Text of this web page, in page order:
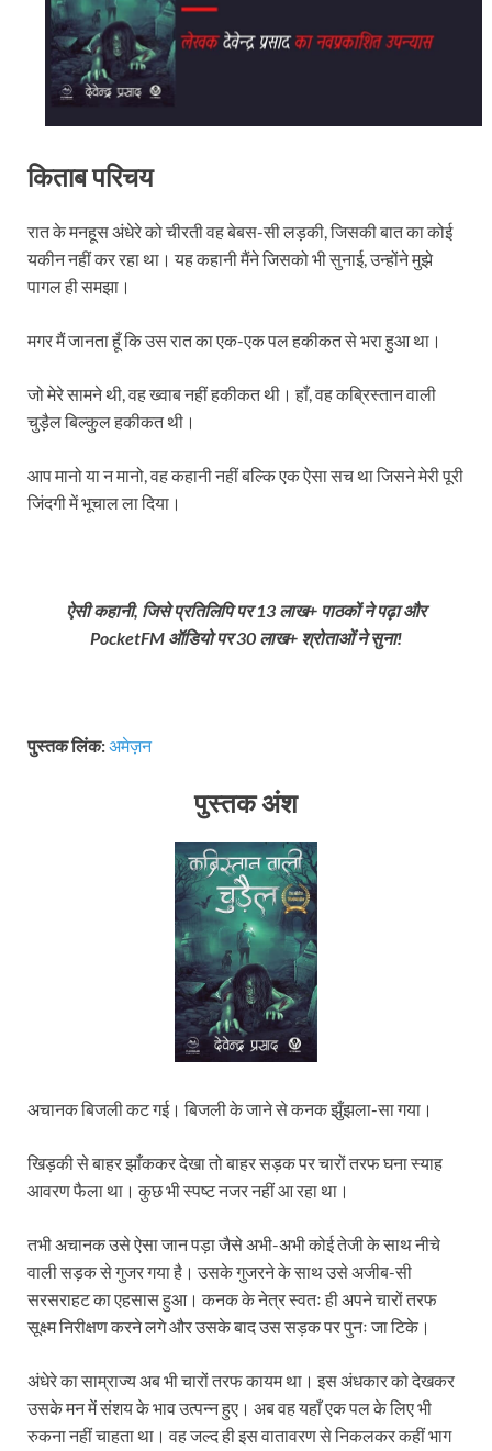
किताब परिचय
रात के मनहूस अंधेरे को चीरती वह बेबस-सी लड़की, जिसकी बात का कोई
यकीन नहीं कर रहा था। यह कहानी मैंने जिसको भी सुनाई, उन्होंने मुझे
पागल ही समझा।
​मगर मैं जानता हूँ कि उस रात का एक-एक पल हकीकत से भरा हुआ था।
जो मेरे सामने थी, वह ख्वाब नहीं हकीकत थी। हाँ, वह कब्रिस्तान वाली
चुड़ैल बिल्कुल हकीकत थी।
आप मानो या न मानो, वह कहानी नहीं बल्कि एक ऐसा सच था जिसने मेरी पूरी
जिंदगी में भूचाल ला दिया।
ऐसी कहानी, जिसे प्रतिलिपि पर 13 लाख+ पाठकों ने पढ़ा और
PocketFM ऑडियो पर 30 लाख+ श्रोताओं ने सुना!
पुस्तक लिंक:अमेज़न
पुस्तक अंश
अचानक बिजली कट गई। बिजली के जाने से कनक झुँझला-सा गया।
खिड़की से बाहर झाँककर देखा तो बाहर सड़क पर चारों तरफ घना स्याह
आवरण फैला था। कुछ भी स्पष्ट नजर नहीं आ रहा था।
तभी अचानक उसे ऐसा जान पड़ा जैसे अभी-अभी कोई तेजी के साथ नीचे
वाली सड़क से गुजर गया है। उसके गुजरने के साथ उसे अजीब-सी
सरसराहट का एहसास हुआ। कनक के नेत्र स्वतः ही अपने चारों तरफ
सूक्ष्म निरीक्षण करने लगे और उसके बाद उस सड़क पर पुनः जा टिके।
अंधेरे का साम्राज्य अब भी चारों तरफ कायम था। इस अंधकार को देखकर
उसके मन में संशय के भाव उत्पन्न हुए। अब वह यहाँ एक पल के लिए भी
रुकना नहीं चाहता था। वह जल्द ही इस वातावरण से निकलकर कहीं भाग